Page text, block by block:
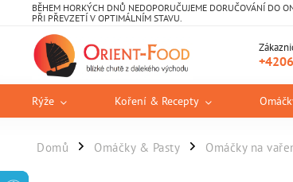
BĚHEM HORKÝCH DNŮ NEDOPORUČUJEME DORUČOVÁNÍ DO
PŘI PŘEVZETÍ V OPTIMÁLNÍM STAVU.
Rýže Koření & Recepty
Domů / Omáčky & Pasty / Omáčky na